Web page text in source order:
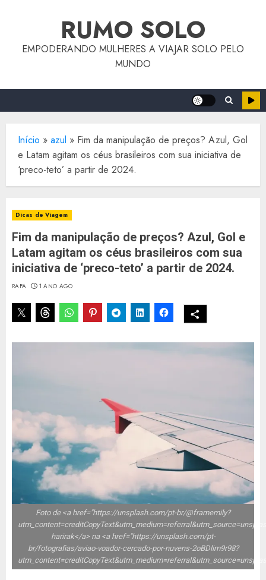
RUMO SOLO
EMPODERANDO MULHERES A VIAJAR SOLO PELO
MUNDO
Início » azul » Fim da manipulação de preços? Azul, Gol
e Latam agitam os céus brasileiros com sua iniciativa de
‘preco-teto’ a partir de 2024.
Dicas de Viagem
Fim da manipulação de preços? Azul, Gol e
Latam agitam os céus brasileiros com sua
iniciativa de ‘preco-teto’ a partir de 2024.
RAFA 1 ANO AGO
Foto de <a href="https://unsplash.com/pt-br/@framemily?
harirak</a> na <a href="https://unsplash.com/pt-
br/fotografias/aviao-voador-cercado-por-nuvens-2oBDlim9r98?